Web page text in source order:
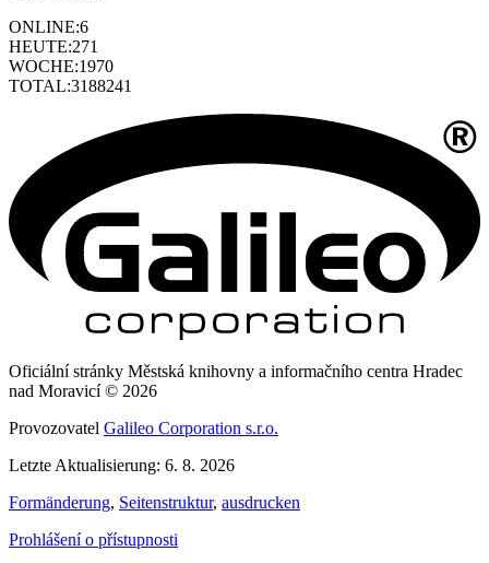
ONLINE:6
HEUTE:271
WOCHE:1970
TOTAL:3188241
Oficiální stránky Městská knihovny a informačního centra Hradec
nad Moravicí © 2026
Provozovatel Galileo Corporation s.r.o.
Letzte Aktualisierung: 6. 8. 2026
Formänderung, Seitenstruktur, ausdrucken
Prohlášení o přístupnosti